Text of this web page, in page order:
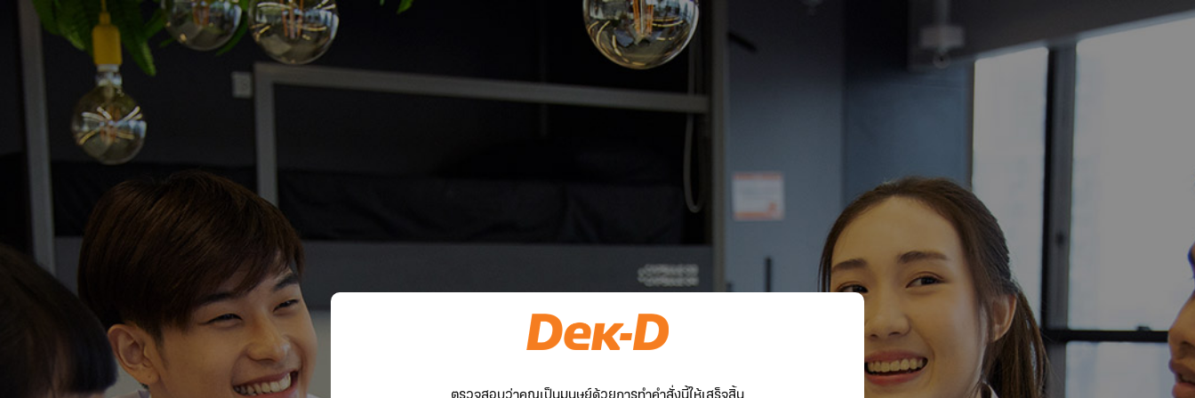
ตรวจสอบว่าคุณเป็นมนุษย์ด้วยการทำคำสั่งนี้ให้เสร็จสิ้น